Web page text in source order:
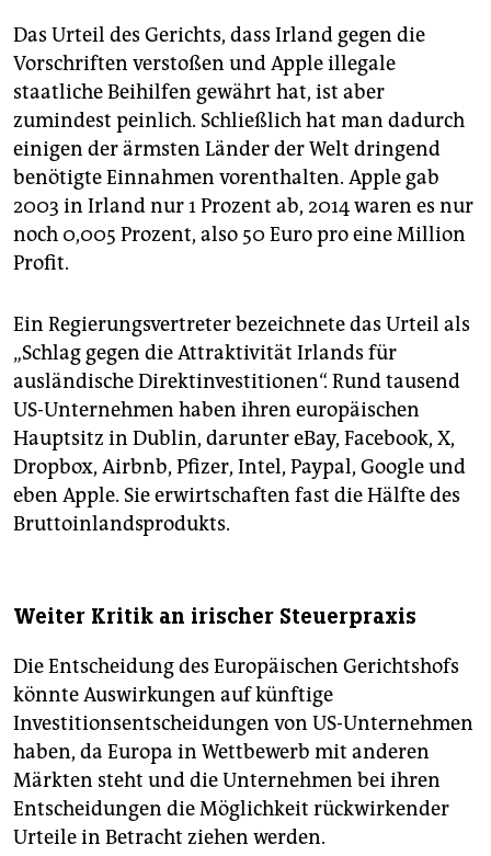
Das Urteil des Gerichts, dass Irland gegen die
Vorschriften verstoßen und Apple illegale
staatliche Beihilfen gewährt hat, ist aber
zumindest peinlich. Schließlich hat man dadurch
einigen der ärmsten Länder der Welt dringend
benötigte Einnahmen vorenthalten. Apple gab
2003 in Irland nur 1 Prozent ab, 2014 waren es nur
noch 0,005 Prozent, also 50 Euro pro eine Million
Profit.
Ein Regierungsvertreter bezeichnete das Urteil als
„Schlag gegen die Attraktivität Irlands für
ausländische Direktinvestitionen“. Rund tausend
US-Unternehmen haben ihren europäischen
Hauptsitz in Dublin, darunter eBay, Facebook, X,
Dropbox, Airbnb, Pfizer, Intel, Paypal, Google und
eben Apple. Sie erwirtschaften fast die Hälfte des
Bruttoinlandsprodukts.
Weiter Kritik an irischer Steuerpraxis
Die Entscheidung des Europäischen Gerichtshofs
könnte Auswirkungen auf künftige
Investitionsentscheidungen von US-Unternehmen
haben, da Europa in Wettbewerb mit anderen
Märkten steht und die Unternehmen bei ihren
Entscheidungen die Möglichkeit rückwirkender
Urteile in Betracht ziehen werden.